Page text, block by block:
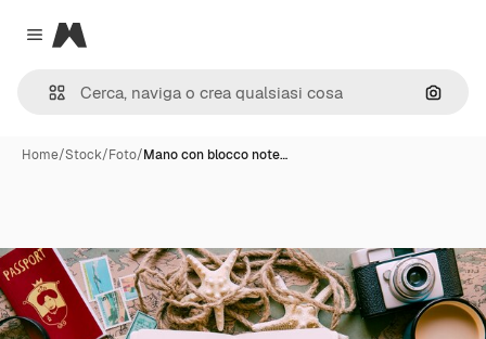
Close menu
Magnific
Cerca
Home/Stock/Foto/Mano con blocco note…